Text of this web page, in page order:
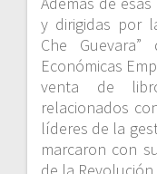
y dirigidas por
Che
Económicas
venta de
relacionados
líderes de la
marcaron con